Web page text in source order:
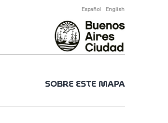
Español English
SOBRE ESTE MAPA